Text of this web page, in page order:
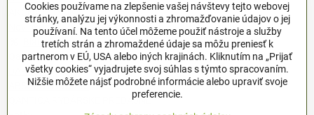
AKČNÁ PONUKA
Novinky
Black friday
QanticaKreative
DARČEKY
ABSOLUTHORIUM
QANTICA RYBÁRSKE PREDAJNE
Cookies používame na zlepšenie vašej návštevy tejto webovej
stránky, analýzu jej výkonnosti a zhromažďovanie údajov o jej
používaní. Na tento účel môžeme použiť nástroje a služby
tretích strán a zhromaždené údaje sa môžu preniesť k
partnerom v EÚ, USA alebo iných krajinách. Kliknutím na „Prijať
všetky cookies“ vyjadrujete svoj súhlas s týmto spracovaním.
Nižšie môžete nájsť podrobné informácie alebo upraviť svoje
preferencie.